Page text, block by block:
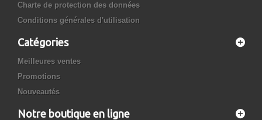
Charte de protection des données
Conditions générales d'utilisation
Catégories
Meilleures ventes
Promotions
Nouveautés
Notre boutique en ligne